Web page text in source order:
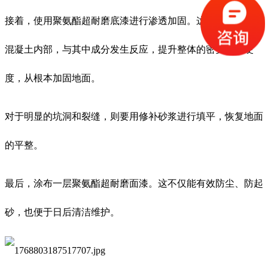
接着，使用聚氨酯超耐磨底漆进行渗透加固。这类材料能渗入
混凝土内部，与其中成分发生反应，提升整体的密实度和硬
度，从根本加固地面。
对于明显的坑洞和裂缝，则要用修补砂浆进行填平，恢复地面
的平整。
最后，涂布一层聚氨酯超耐磨面漆。这不仅能有效防尘、防起
砂，也便于日后清洁维护。